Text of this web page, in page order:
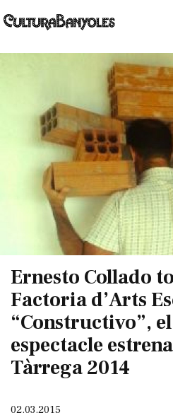
Ernesto Collado
Factoria d’Arts
“Constructivo”,
espectacle
Tàrrega 2014
02.03.2015